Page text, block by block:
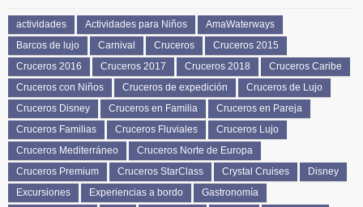
actividades Actividades para Niños
AmaWaterways
Barcos de lujo
Carnival Cruceros
Cruceros 2015
Cruceros 2016
Cruceros 2017 Cruceros 2018
Cruceros Caribe
Cruceros con Niños
Cruceros de expedición
Cruceros de Lujo
Cruceros Disney
Cruceros en Familia
Cruceros en Pareja
Cruceros Familias
Cruceros Fluviales
Cruceros Lujo
Cruceros Mediterráneo
Cruceros Norte de Europa
Cruceros Premium
Cruceros StarClass Crystal Cruises
Disney
Excursiones
Experiencias a bordo
Gastronomía